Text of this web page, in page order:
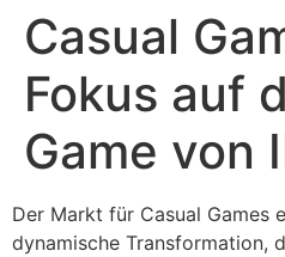
Casual
Fokus auf
Game von
Der Markt für Casual Games
dynamische Transformation,